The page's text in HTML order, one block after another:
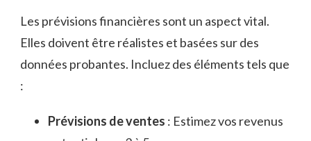
Les prévisions financières sont un aspect vital.
Elles doivent être réalistes et basées sur des
données probantes. Incluez des éléments tels que
:
Prévisions de ventes : Estimez vos revenus